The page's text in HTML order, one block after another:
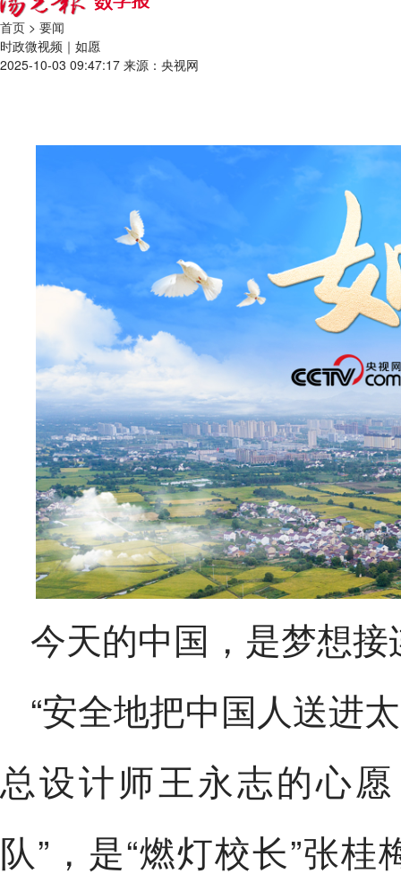
首页 > 要闻
时政微视频｜如愿
2025-10-03 09:47:17 来源：央视网
今天的中国，是梦想
“安全地把中国人送进
总设计师王永志的心
队”，是“燃灯校长”张